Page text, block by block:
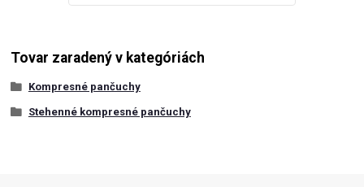
Tovar zaradený v kategóriách
Kompresné pančuchy
Stehenné kompresné pančuchy